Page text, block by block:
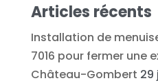
Articles récents
Installation de
7016 pour fermer une
Château-Gombert 29